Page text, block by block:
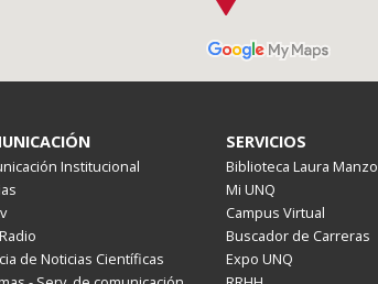
Institucional
de Noticias Científicas
SERVICIOS
Biblioteca Laura Manzo
Mi UNQ
Campus Virtual
Buscador de Carreras
Expo UNQ